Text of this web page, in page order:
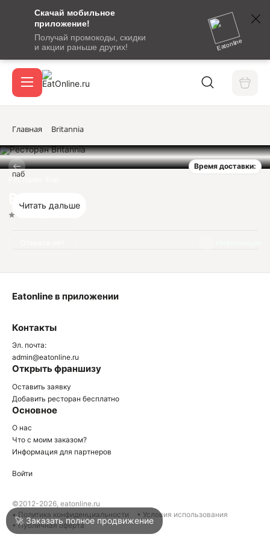
Скачай мобильное
приложение!
Получай промокоды, скидки
и акции раньше других!
Eatonline
сообщение
кодом
подтверждения
Акции
Войти
Написать в техподдержку
Главная Britannia
Время доставки:
Ресторан-Бар
Britannia
паб
Читать дальше
Контакты
Эл. почта:
admin@eatonline.ru
Открыть франшизу
Оставить заявку
Добавить ресторан бесплатно
Основное
О нас
Что с моим заказом?
Информация для партнеров
Eatonline в приложении
Войти
©2012-2026, eatonline.ru
• Политика конфиденциальности
• Условия использования
• Публичная оферта
🚀 Заказать полное продвижение